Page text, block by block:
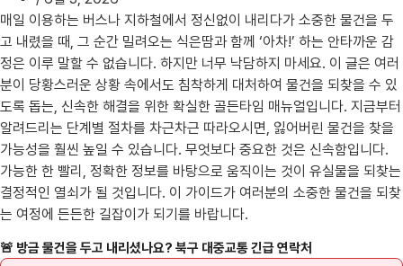
매일 이용하는 버스나 지하철에서 정신없이 내리다가 소중한 물건을 두
고 내렸을 때, 그 순간 밀려오는 식은땀과 함께 ‘아차!’ 하는 안타까운 감
정은 이루 말할 수 없습니다. 하지만 너무 낙담하지 마세요. 이 글은 여러
분이 당황스러운 상황 속에서도 침착하게 대처하여 물건을 되찾을 수 있
도록 돕는, 신속한 해결을 위한 확실한 골든타임 매뉴얼입니다. 지금부터
알려드리는 단계별 절차를 차근차근 따라오시면, 잃어버린 물건을 찾을
가능성을 훨씬 높일 수 있습니다. 무엇보다 중요한 것은 신속함입니다.
가능한 한 빨리, 정확한 정보를 바탕으로 움직이는 것이 유실물을 되찾는
결정적인 열쇠가 될 것입니다. 이 가이드가 여러분의 소중한 물건을 되찾
는 여정에 든든한 길잡이가 되기를 바랍니다.
🚨 방금 물건을 두고 내리셨나요? 북구 대중교통 긴급 연락처